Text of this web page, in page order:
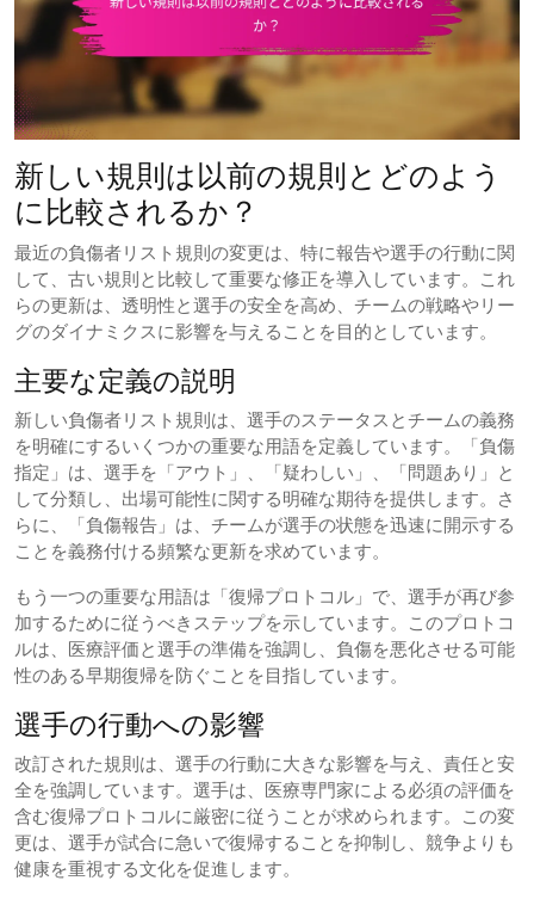
新しい規則は以前の規則とどのよう
に比較されるか？
最近の負傷者リスト規則の変更は、特に報告や選手の行動に関
して、古い規則と比較して重要な修正を導入しています。これ
らの更新は、透明性と選手の安全を高め、チームの戦略やリー
グのダイナミクスに影響を与えることを目的としています。
主要な定義の説明
新しい負傷者リスト規則は、選手のステータスとチームの義務
を明確にするいくつかの重要な用語を定義しています。「負傷
指定」は、選手を「アウト」、「疑わしい」、「問題あり」と
して分類し、出場可能性に関する明確な期待を提供します。さ
らに、「負傷報告」は、チームが選手の状態を迅速に開示する
ことを義務付ける頻繁な更新を求めています。
もう一つの重要な用語は「復帰プロトコル」で、選手が再び参
加するために従うべきステップを示しています。このプロトコ
ルは、医療評価と選手の準備を強調し、負傷を悪化させる可能
性のある早期復帰を防ぐことを目指しています。
選手の行動への影響
改訂された規則は、選手の行動に大きな影響を与え、責任と安
全を強調しています。選手は、医療専門家による必須の評価を
含む復帰プロトコルに厳密に従うことが求められます。この変
更は、選手が試合に急いで復帰することを抑制し、競争よりも
健康を重視する文化を促進します。